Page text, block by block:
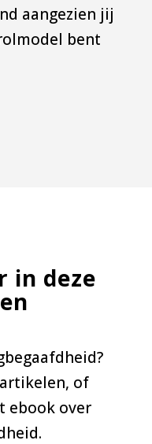
aangezien jij
bent
in deze
of
ebook over